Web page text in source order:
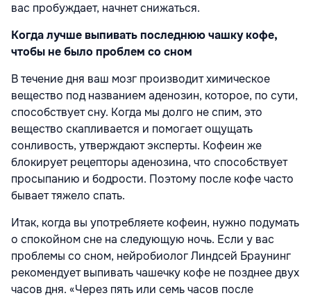
вас пробуждает, начнет снижаться.
Когда лучше выпивать последнюю чашку кофе,
чтобы не было проблем со сном
В течение дня ваш мозг производит химическое
вещество под названием аденозин, которое, по сути,
способствует сну. Когда мы долго не спим, это
вещество скапливается и помогает ощущать
сонливость, утверждают эксперты. Кофеин же
блокирует рецепторы аденозина, что способствует
просыпанию и бодрости. Поэтому после кофе часто
бывает тяжело спать.
Итак, когда вы употребляете кофеин, нужно подумать
о спокойном сне на следующую ночь. Если у вас
проблемы со сном, нейробиолог Линдсей Браунинг
рекомендует выпивать чашечку кофе не позднее двух
часов дня. «Через пять или семь часов после